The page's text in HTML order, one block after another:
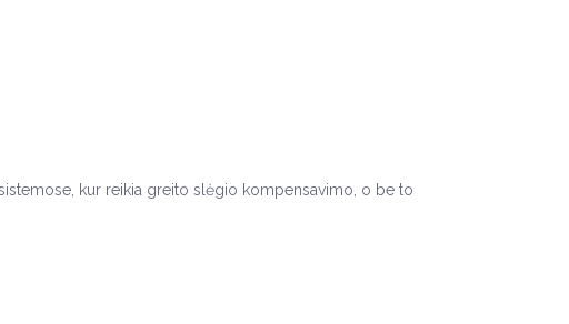
kur reikia greito slėgio kompensavimo, o be to